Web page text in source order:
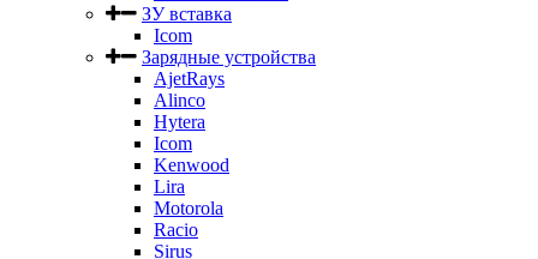
ЗУ вставка
Icom
Зарядные устройства
AjetRays
Alinco
Hytera
Icom
Kenwood
Lira
Motorola
Racio
Sirus